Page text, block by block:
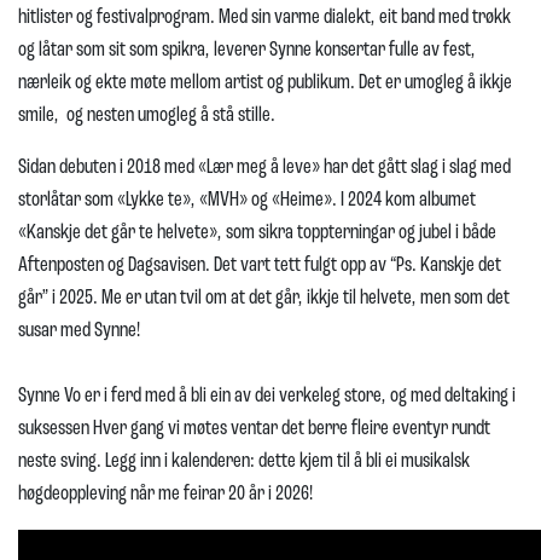
hitlister og festivalprogram. Med sin varme dialekt, eit band med trøkk
og låtar som sit som spikra, leverer Synne konsertar fulle av fest,
nærleik og ekte møte mellom artist og publikum. Det er umogleg å ikkje
smile, og nesten umogleg å stå stille.
Sidan debuten i 2018 med «Lær meg å leve» har det gått slag i slag med
storlåtar som «Lykke te», «MVH» og «Heime». I 2024 kom albumet
«Kanskje det går te helvete», som sikra toppterningar og jubel i både
Aftenposten og Dagsavisen. Det vart tett fulgt opp av “Ps. Kanskje det
går” i 2025. Me er utan tvil om at det går, ikkje til helvete, men som det
susar med Synne!
Synne Vo er i ferd med å bli ein av dei verkeleg store, og med deltaking i
suksessen Hver gang vi møtes ventar det berre fleire eventyr rundt
neste sving. Legg inn i kalenderen: dette kjem til å bli ei musikalsk
høgdeoppleving når me feirar 20 år i 2026!